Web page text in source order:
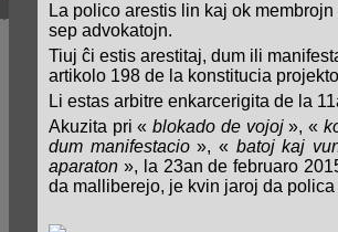
La polico arestis lin kaj ok
sep advokatojn.
Tiuj ĉi estis arestitaj, dum ili
artikolo 198 de la konstitucia
Li estas arbitre enkarcerigita de la
Akuzita pri «blokado de vojoj», «
dum manifestacio», « batoj kaj
aparaton», la 23an de februaro
da malliberejo, je kvin jaroj da